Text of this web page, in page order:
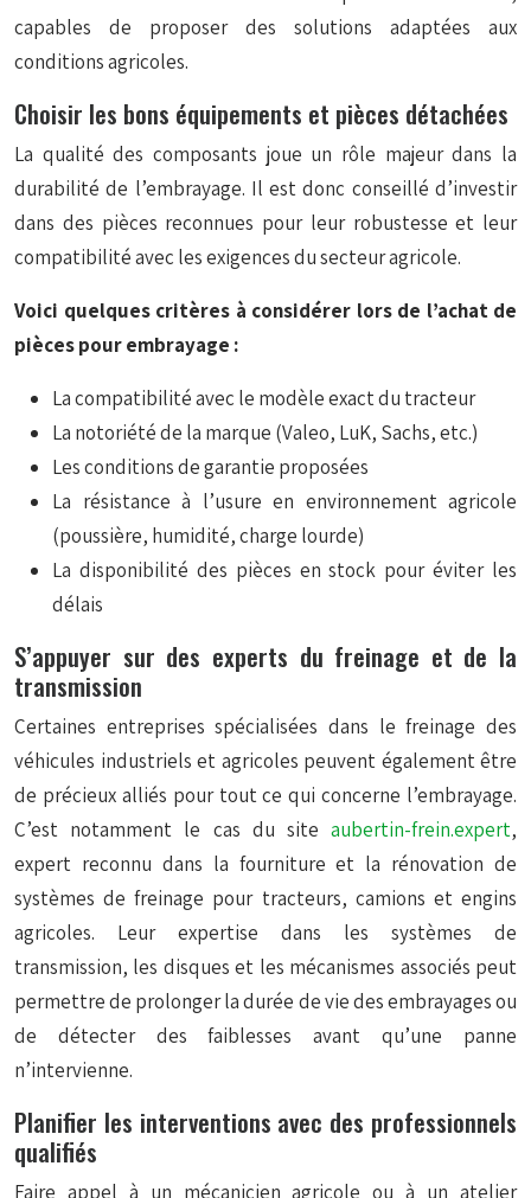
capables de proposer des solutions adaptées aux
conditions agricoles.
Choisir les bons équipements et pièces détachées
La qualité des composants joue un rôle majeur dans la
durabilité de l’embrayage. Il est donc conseillé d’investir
dans des pièces reconnues pour leur robustesse et leur
compatibilité avec les exigences du secteur agricole.
Voici quelques critères à considérer lors de l’achat de
pièces pour embrayage :
La compatibilité avec le modèle exact du tracteur
La notoriété de la marque (Valeo, LuK, Sachs, etc.)
Les conditions de garantie proposées
La résistance à l’usure en environnement agricole
(poussière, humidité, charge lourde)
La disponibilité des pièces en stock pour éviter les
délais
S’appuyer sur des experts du freinage et de la
transmission
Certaines entreprises spécialisées dans le freinage des
véhicules industriels et agricoles peuvent également être
de précieux alliés pour tout ce qui concerne l’embrayage.
C’est notamment le cas du site aubertin-frein.expert,
expert reconnu dans la fourniture et la rénovation de
systèmes de freinage pour tracteurs, camions et engins
agricoles. Leur expertise dans les systèmes de
transmission, les disques et les mécanismes associés peut
permettre de prolonger la durée de vie des embrayages ou
de détecter des faiblesses avant qu’une panne
n’intervienne.
Planifier les interventions avec des professionnels
qualifiés
Faire appel à un mécanicien agricole ou à un atelier